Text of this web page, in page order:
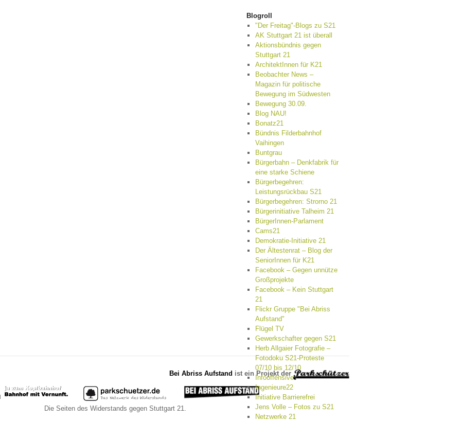
Blogroll
"Der Freitag"-Blogs zu S21
AK Stuttgart 21 ist überall
Aktionsbündnis gegen
Stuttgart 21
ArchitektInnen für K21
Beobachter News –
Magazin für politische
Bewegung im Südwesten
Bewegung 30.09.
Blog NAU!
Bonatz21
Bündnis Filderbahnhof
Vaihingen
Buntgrau
Bürgerbahn – Denkfabrik für
eine starke Schiene
Bürgerbegehren:
Leistungsrückbau S21
Bürgerbegehren: Strorno 21
Bürgerinitiative Talheim 21
BürgerInnen-Parlament
Cams21
Demokratie-Initiative 21
Der Ältestenrat – Blog der
SeniorInnen für K21
Facebook – Gegen unnütze
Großprojekte
Facebook – Kein Stuttgart
21
Flickr Gruppe "Bei Abriss
Aufstand"
Flügel TV
Gewerkschafter gegen S21
Herb Allgaier Fotografie –
Fotodoku S21-Proteste
07/10 bis 12/10
Infooffensive
Ingenieure22
Initiative Barrierefrei
Jens Volle – Fotos zu S21
Netzwerke 21
Bei Abriss Aufstand ist ein Projekt der
Die Seiten des Widerstands gegen Stuttgart 21.